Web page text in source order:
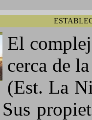
El
cerca de
(Est. La